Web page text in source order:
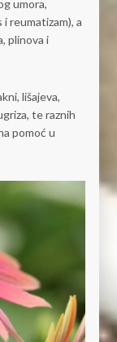
umora,
reumatizam), a
plinova i
lišajeva,
te raznih
pomoć u